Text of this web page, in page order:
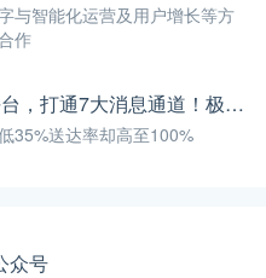
与智能化运营及用户增长等方
作
仅需1个平台，打通7大消息通道！极光UMS重磅上线
35%送达率却高至100%
众号